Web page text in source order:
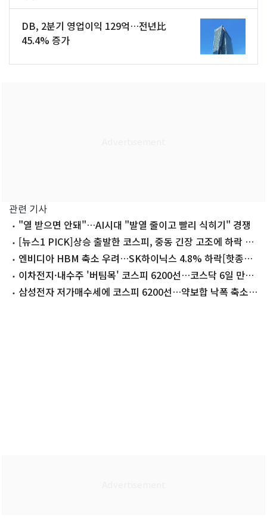
DB, 2분기 영업이익 129억…전년比
45.4% 증가
관련 기사
"열 받으면 안돼"…AI시대 "발열 줄이고 빨리 식히기" 경쟁
[뉴스1 PICK]상승 출발한 코스피, 중동 긴장 고조에 하락 마
감 엔비디아 HBM 축소 우려…SK하이닉스 4.8% 하락[핫종목]
(종합)
이차전지·내수주 '버팀목' 코스피 6200선…코스닥 6일 만에
내림세[시황종합]
삼성전자 저가매수세에 코스피 6200선…약보합 낙폭 축소